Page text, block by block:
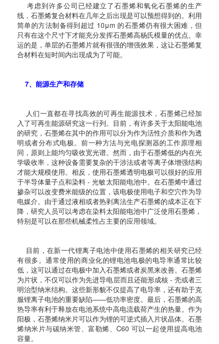
考虑到许多公司已经建立了石墨烯和氧化石墨烯的生产
线，石墨烯复合材料在几年之后出现是可以预想得到的。 利用
简单的方法制备得到超过 10μm 的石墨烯仍有很大困难，但
只有在这个尺寸下才能充分发挥石墨烯高杨氏模量的优点。幸
运的是，单层的石墨烯片就有很强的增强效果，这让石墨烯复
合材料在短时间内出现成为了可能。
7、能源生产和存储
人们一直都在寻找高效的可再生能源技术，石墨烯已经加
入了可再生能源研究这一行列。目前，有许多关于太阳能电池
的研究，石墨烯在其中的作用可以分为作为活性介质和作为透
明或者分布式电极。前一种方法与光电探测器的工作原理相
同，原则上能均匀吸收宽光谱。然而，由于石墨烯低的内在光
学吸收率，这种设备需要复杂的干涉法或者等离子体增强结构
才能大规模使用。相反，使用石墨烯透明电极可以很好的应用
于半导体量子点和染料 - 光敏太阳能电池中。在石墨烯中通过
掺杂可以改变费米能级的位置，该电极使用电子和空穴作为导
电媒介。由于通过液相或者热剥离法生产石墨烯的成本正在下
降，研究人员可以考虑在染料太阳能电池中广泛使用石墨烯，
特别是可以在那些机械柔性占主要的应用领域。
目前，在新一代锂离子电池中使用石墨烯的相关研究已经
有很多。通常使用的商业化的锂电池电极的电导率通常比较
低，这可以通过在电极中加入石墨烯或者炭黑来改善。石墨烯
为片状，不仅可以作为先进导电层而且还能形成核 - 壳或者三
明治型纳米结构。这些新形貌不仅提高了电导率，还有助于克
服锂离子电池的重要缺陷——低功率密度。最后，石墨烯的高
热导率有利于释放在电池系统中高电流载荷产生的热量。作为
阳极，石墨烯纳米片可以作为锂的可逆式插入片状晶体。石墨
烯纳米片与碳纳米管、富勒烯、C60 可以一起使用提高电池
容量。